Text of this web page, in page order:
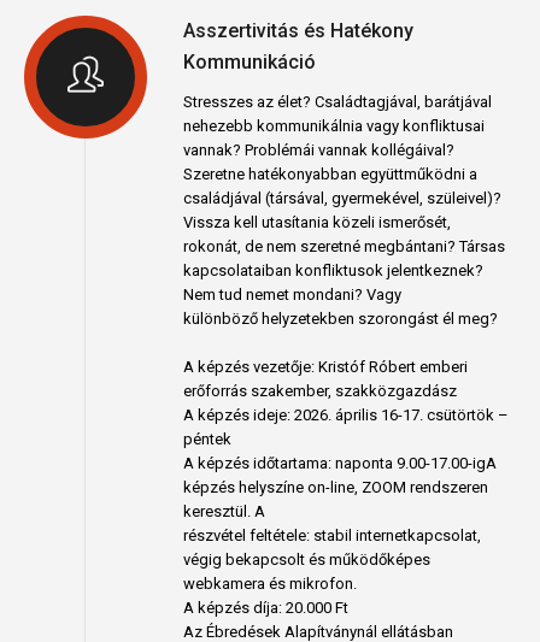
Asszertivitás és Hatékony
Kommunikáció
Stresszes az élet? Családtagjával, barátjával
nehezebb kommunikálnia vagy konfliktusai
vannak? Problémái vannak kollégáival?
Szeretne hatékonyabban együttműködni a
családjával (társával, gyermekével, szüleivel)?
Vissza kell utasítania közeli ismerősét,
rokonát, de nem szeretné megbántani? Társas
kapcsolataiban konfliktusok jelentkeznek?
Nem tud nemet mondani? Vagy
különböző helyzetekben szorongást él meg?
A képzés vezetője: Kristóf Róbert emberi
erőforrás szakember, szakközgazdász
A képzés ideje: 2026. április 16-17. csütörtök –
péntek
A képzés időtartama: naponta 9.00-17.00-igA
képzés helyszíne on-line, ZOOM rendszeren
keresztül. A
részvétel feltétele: stabil internetkapcsolat,
végig bekapcsolt és működőképes
webkamera és mikrofon.
A képzés díja: 20.000 Ft
Az Ébredések Alapítványnál ellátásban